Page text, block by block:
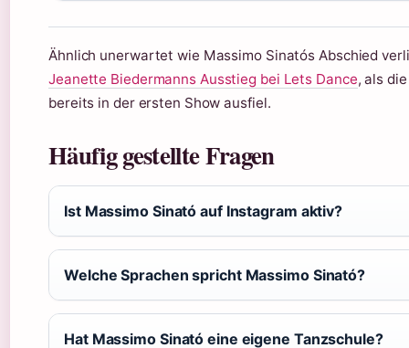
Ähnlich unerwartet wie Massimo Sinatós Abschied
Jeanette Biedermanns Ausstieg bei Lets Dance, als
bereits in der ersten Show ausfiel.
Häufig gestellte Fragen
Ist Massimo Sinató auf Instagram aktiv?
Welche Sprachen spricht Massimo Sinató?
Hat Massimo Sinató eine eigene Tanzschule?